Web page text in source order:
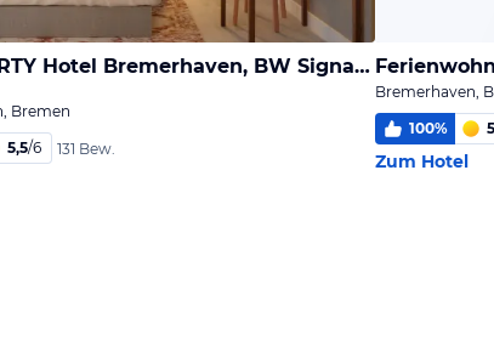
THE LIBERTY Hotel Bremerhaven, BW Signature Collection
Bremen
5,5/6 131 Bew.
Bremerhaven,
100%
Zum Hotel